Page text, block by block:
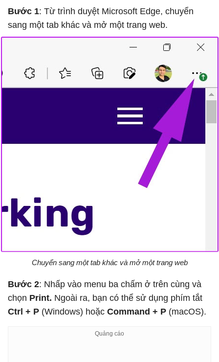
Bước 1: Từ trình duyệt Microsoft Edge, chuyển
sang một tab khác và mở một trang web.
Chuyển sang một tab khác và mở một trang web
Bước 2: Nhấp vào menu ba chấm ở trên cùng và
chọn Print. Ngoài ra, bạn có thể sử dụng phím tắt
Ctrl + P (Windows) hoặc Command + P (macOS).